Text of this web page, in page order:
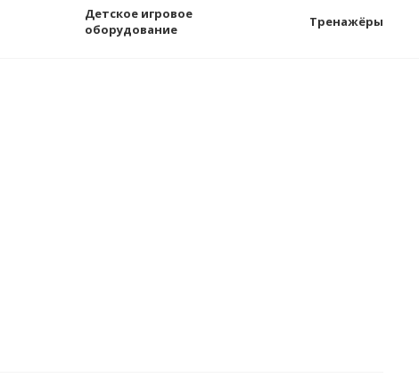
Детское игровое
оборудование
Тренажёры